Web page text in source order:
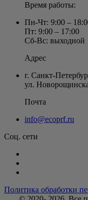
Время работы:
Пн-Чт: 9:00 –
Пт: 9:00 – 17:00
Сб-Вс: выходной
Адрес
г. Санкт-
ул.
Почта
info@ecoprf.ru
Соц. сети
Политика обработки